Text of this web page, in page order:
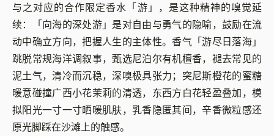
与之对应的合作限定香水「游」，是这种精神的嗅觉延
续：「向海的深处游」是对自由与勇气的隐喻，鼓励在流
动中确立方向，把握人生的主体性。香气「游尽日落海」
跳脱常规海洋调叙事，甄选尼泊尔有机檀香，褪去常见的
泥土气，清冷而沉稳，深嗅极具张力；突尼斯橙花的蜜糖
暖意碰撞广西小花茉莉的清透，东西方白花轻盈叠加，模
拟阳光一寸一寸晒暖肌肤，乳香隐匿其间，辛香微粒感还
原光脚踩在沙滩上的触感。